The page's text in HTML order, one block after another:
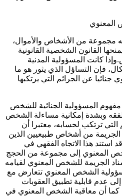
المعنوي
من الأشخاص والأموال،
القانون الشخصية القانونية
كانت المسؤولية المدنية
فإن التساؤل الذي يثور هو ما
عن الجرائم التي يرتكبها
مفهوم المسؤولية الجنائية للشخص
وبشدة إمكانية مساءلة الشخص
التي ترتكب لحسابه، معتبرا أن
من أشخاص طبيعيين الذين
استند هذا الاتجاه الفقهي في
المعنوي إلى مجموعة من الحجج
الجريمة للشخص المعنوي لقيامه
الشخص المعنوي تتعارض مع
عدم قابلية تطبيق العقوبات
كما أن معاقبة الشخص المعنوي في